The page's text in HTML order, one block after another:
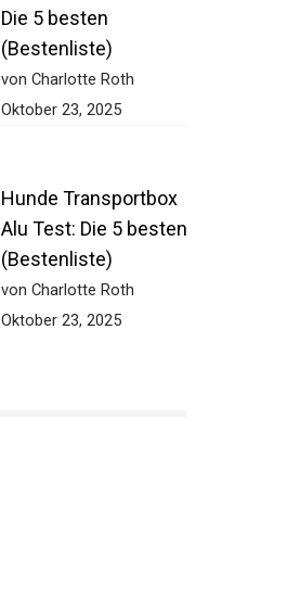
Die 5 besten
(Bestenliste)
von Charlotte Roth
Oktober 23, 2025
Hunde Transportbox
Alu Test: Die 5 besten
(Bestenliste)
von Charlotte Roth
Oktober 23, 2025